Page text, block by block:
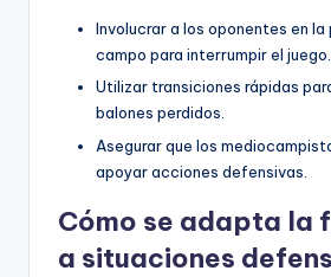
Involucrar a los oponentes en
campo para interrumpir el juego.
Utilizar transiciones rápidas
balones perdidos.
Asegurar que los
apoyar acciones defensivas.
Cómo se adapta la
a situaciones